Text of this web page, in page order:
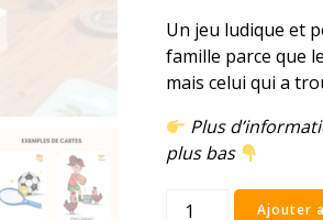
Un jeu ludique et
famille parce que
mais celui qui a
Plus
plus bas
quantité
Ajouter